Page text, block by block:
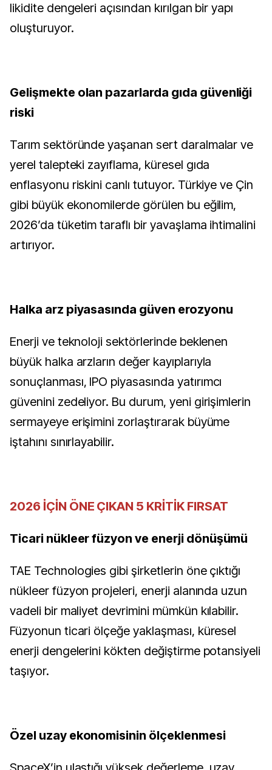
likidite dengeleri açısından kırılgan bir yapı
oluşturuyor.
Gelişmekte olan pazarlarda gıda güvenliği
riski
Tarım sektöründe yaşanan sert daralmalar ve
yerel talepteki zayıflama, küresel gıda
enflasyonu riskini canlı tutuyor. Türkiye ve Çin
gibi büyük ekonomilerde görülen bu eğilim,
2026’da tüketim taraflı bir yavaşlama ihtimalini
artırıyor.
Halka arz piyasasında güven erozyonu
Enerji ve teknoloji sektörlerinde beklenen
büyük halka arzların değer kayıplarıyla
sonuçlanması, IPO piyasasında yatırımcı
güvenini zedeliyor. Bu durum, yeni girişimlerin
sermayeye erişimini zorlaştırarak büyüme
iştahını sınırlayabilir.
2026 İÇİN ÖNE ÇIKAN 5 KRİTİK FIRSAT
Ticari nükleer füzyon ve enerji dönüşümü
TAE Technologies gibi şirketlerin öne çıktığı
nükleer füzyon projeleri, enerji alanında uzun
vadeli bir maliyet devrimini mümkün kılabilir.
Füzyonun ticari ölçeğe yaklaşması, küresel
enerji dengelerini kökten değiştirme potansiyeli
taşıyor.
Özel uzay ekonomisinin ölçeklenmesi